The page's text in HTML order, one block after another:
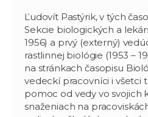
Ľudovít Pastýrik, v tých
Sekcie biologických a
1956) a prvý (externý)
rastlinnej biológie (1953 –
na stránkach časopisu
vedeckí pracovníci i všetci
pomoc od vedy vo svojich
snaženiach na